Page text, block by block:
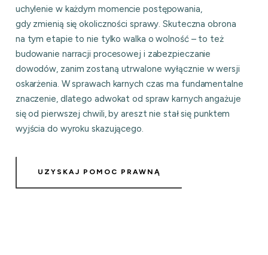
uchylenie w każdym momencie postępowania,
gdy zmienią się okoliczności sprawy. Skuteczna obrona
na tym etapie to nie tylko walka o wolność – to też
budowanie narracji procesowej i zabezpieczanie
dowodów, zanim zostaną utrwalone wyłącznie w wersji
oskarżenia. W sprawach karnych czas ma fundamentalne
znaczenie, dlatego adwokat od spraw karnych angażuje
się od pierwszej chwili, by areszt nie stał się punktem
wyjścia do wyroku skazującego.
UZYSKAJ POMOC PRAWNĄ